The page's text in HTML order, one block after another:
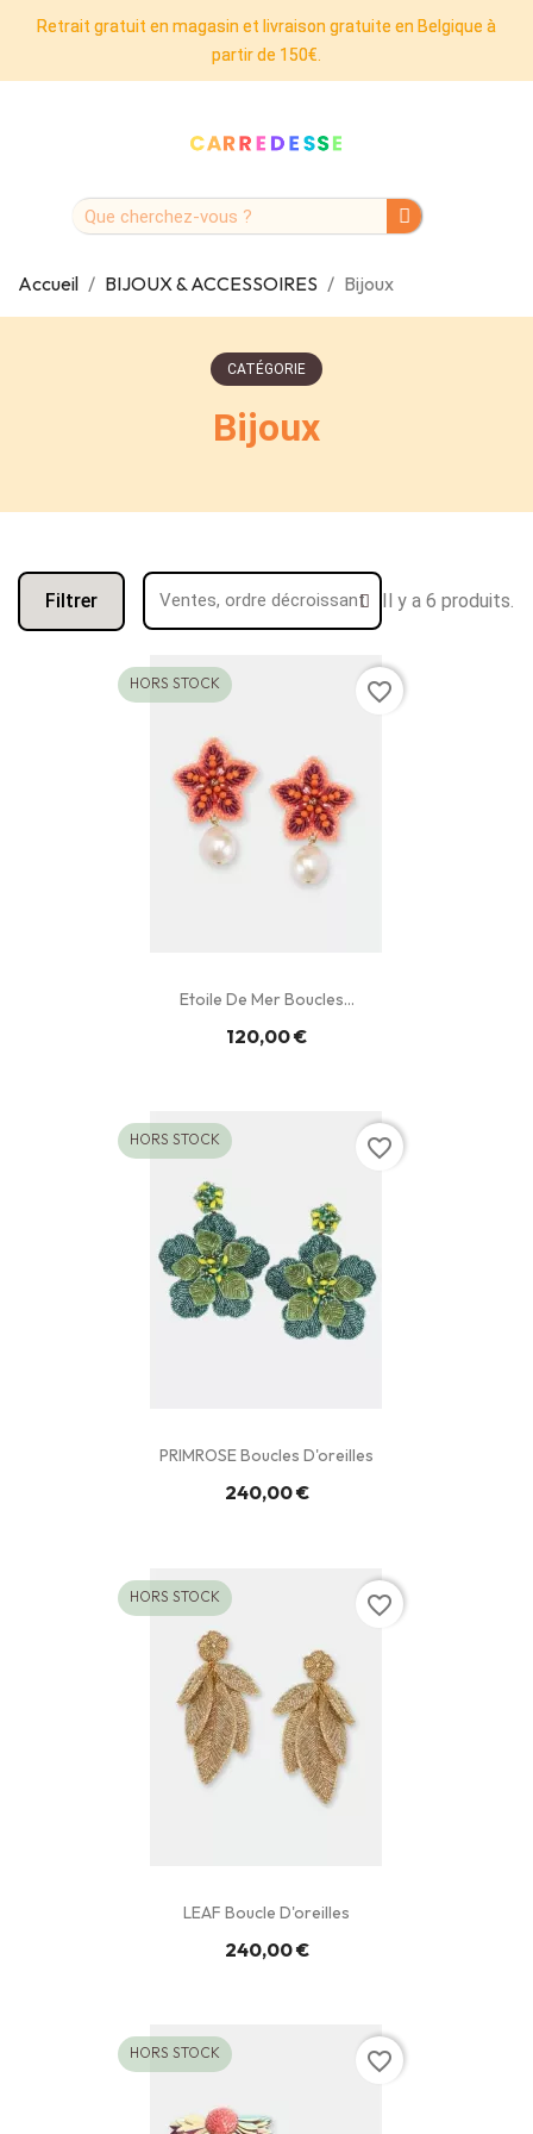
Retrait gratuit en magasin et livraison gratuite en Belgique à
partir de 150€.
Accueil BIJOUX & ACCESSOIRES Bijoux
CATÉGORIE
Bijoux
Il y a 6 produits.
Filtrer
Etoile De Mer Boucles...
120,00 €
HORS STOCK favorite_border
PRIMROSE Boucles D'oreilles
240,00 €
HORS STOCK favorite_border
LEAF Boucle D'oreilles
240,00 €
HORS STOCK favorite_border
HORS STOCK favorite_border